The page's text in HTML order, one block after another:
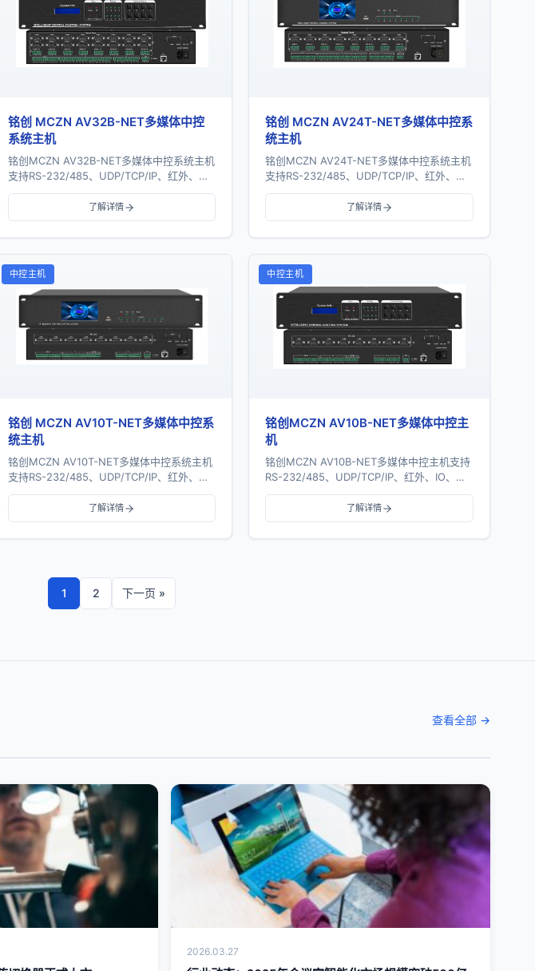
铭创 MCZN AV32B-NET多媒体中控
系统主机
铭创MCZN AV32B-NET多媒体中控系统主机
支持RS-232/485、UDP/TCP/IP、红外、
IO、开关量等多协议通信。主机配备32个串
了解详情
铭创 MCZN AV24T-NET多媒体中控系
统主机
铭创MCZN AV24T-NET多媒体中控系统主机
支持RS-232/485、UDP/TCP/IP、红外、
IO、开关量等多协议通信。主机配备24个串
了解详情
中控主机
铭创 MCZN AV10T-NET多媒体中控系
统主机
铭创MCZN AV10T-NET多媒体中控系统主机
支持RS-232/485、UDP/TCP/IP、红外、
IO、开关量等多协议通信。主机配备10个串
了解详情
中控主机
铭创MCZN AV10B-NET多媒体中控主
机
铭创MCZN AV10B-NET多媒体中控主机支持
RS-232/485、UDP/TCP/IP、红外、IO、开
关量等多协议通信。主机配备10个串口、8个
了解详情
1 2 下一页 »
查看全部 →
2026.03.27